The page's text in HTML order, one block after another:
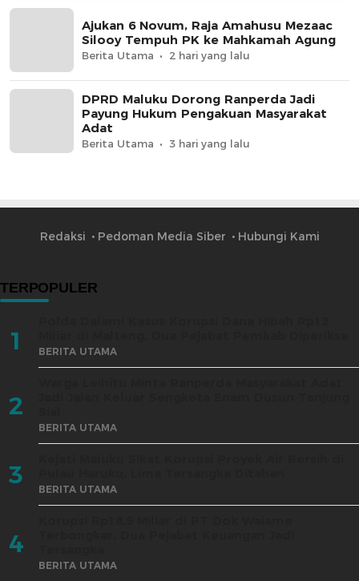
Ajukan 6 Novum, Raja Amahusu Mezaac
Silooy Tempuh PK ke Mahkamah Agung
Berita Utama 2 hari yang lalu
DPRD Maluku Dorong Ranperda Jadi
Payung Hukum Pengakuan Masyarakat
Adat
Berita Utama 3 hari yang lalu
Redaksi Pedoman Media Siber Hubungi Kami
TERPOPULER
1 BERITA UTAMA
2
BERITA UTAMA
3 BERITA UTAMA
4
BERITA UTAMA